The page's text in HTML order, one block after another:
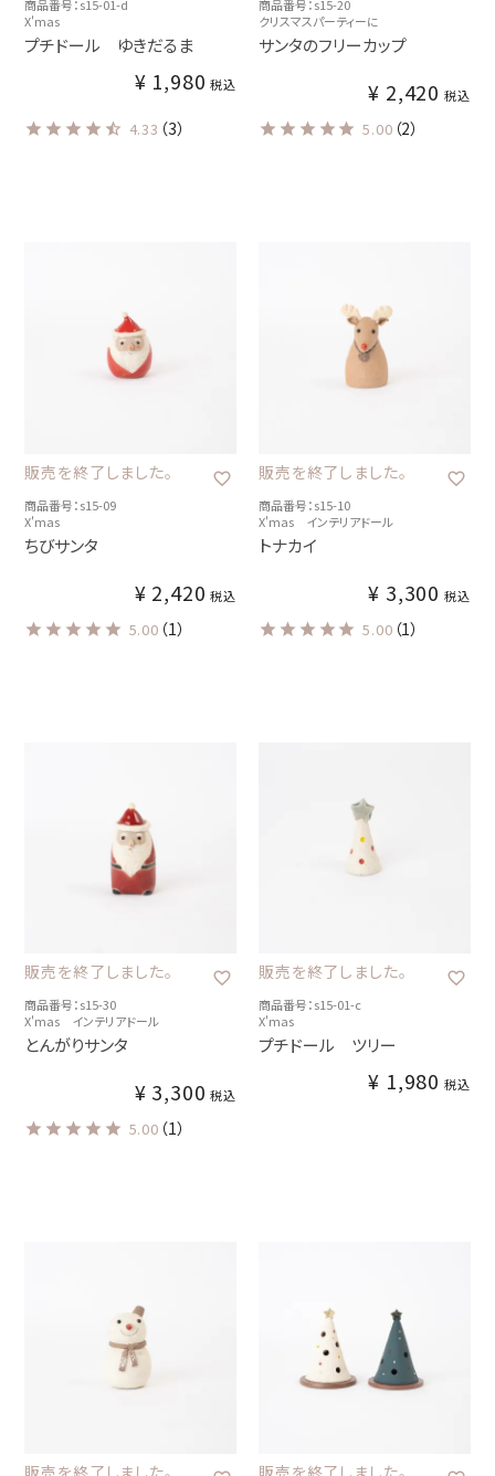
商品番号：s15-01-d
X'mas
プチドール ゆきだるま
¥ 1,980 税込
4.33 （3）
商品番号：s15-20
クリスマスパーティーに
サンタのフリーカップ
¥ 2,420 税込
5.00 （2）
販売を終了しました。
商品番号：s15-09
X'mas
ちびサンタ
¥ 2,420 税込
5.00 （1）
販売を終了しました。
商品番号：s15-10
X'mas インテリアドール
トナカイ
¥ 3,300 税込
5.00 （1）
販売を終了しました。
商品番号：s15-30
X'mas インテリアドール
とんがりサンタ
¥ 3,300 税込
5.00 （1）
販売を終了しました。
商品番号：s15-01-c
X'mas
プチドール ツリー
¥ 1,980 税込
販売を終了しました。 販売を終了しました。